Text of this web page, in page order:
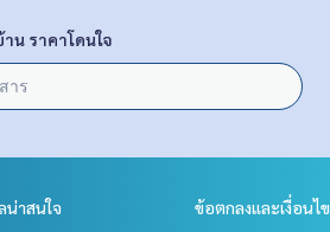
น ราคาโดนใจ
น่าสนใจ
ข้อตกลงและเงื่อนไข